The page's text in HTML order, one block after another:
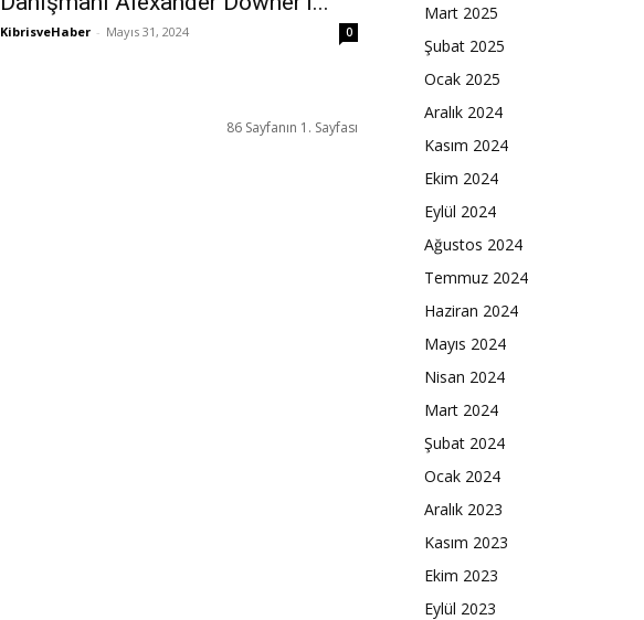
KibrisveHaber - Mayıs 31, 2024 0
86 Sayfanın 1. Sayfası
Mart 2025
Şubat 2025
Ocak 2025
Aralık 2024
Kasım 2024
Ekim 2024
Eylül 2024
Ağustos 2024
Temmuz 2024
Haziran 2024
Mayıs 2024
Nisan 2024
Mart 2024
Şubat 2024
Ocak 2024
Aralık 2023
Kasım 2023
Ekim 2023
Eylül 2023